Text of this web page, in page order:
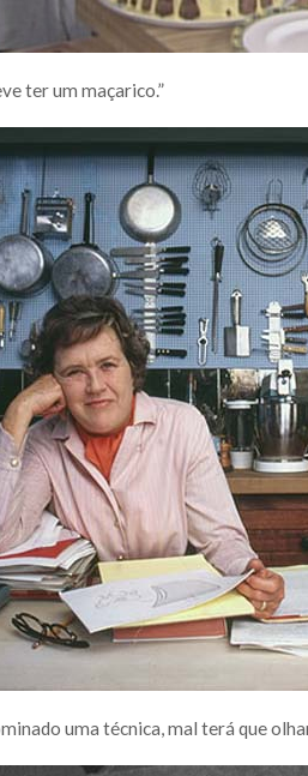
ter um maçarico.”
uma técnica, mal terá que